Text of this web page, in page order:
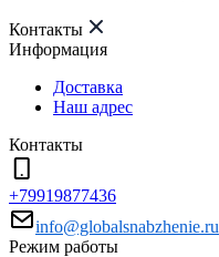
Контакты
Информация
Доставка
Наш адрес
Контакты
+79919877436
info@globalsnabzhenie.ru
Режим работы